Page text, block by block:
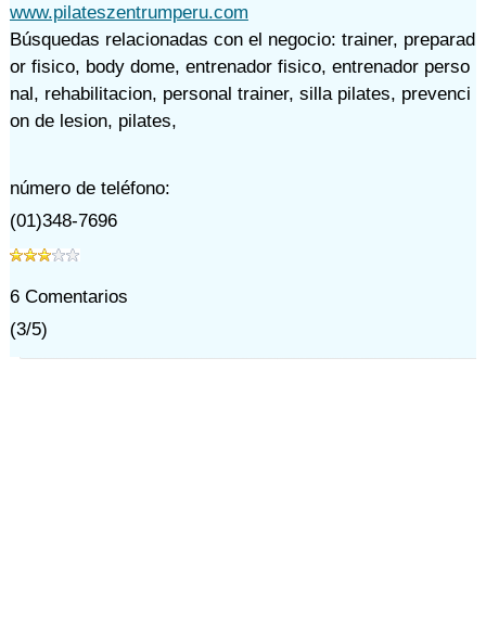
www.pilateszentrumperu.com
Búsquedas relacionadas con el negocio: trainer, preparad
or fisico, body dome, entrenador fisico, entrenador perso
nal, rehabilitacion, personal trainer, silla pilates, prevenci
on de lesion, pilates,
número de teléfono:
(01)348-7696
6Comentarios
(3/5)